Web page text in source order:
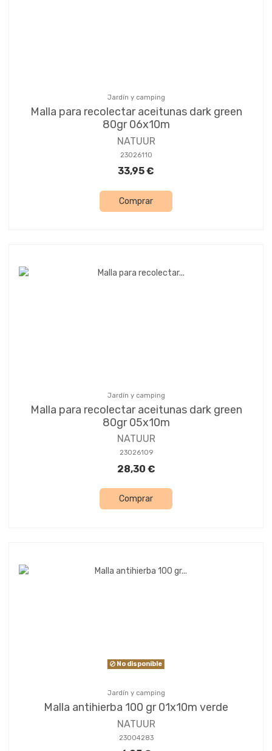
Jardín y camping
Malla para recolectar aceitunas dark green
80gr 06x10m
NATUUR
23026110
33,95 €
Comprar
Jardín y camping
Malla para recolectar aceitunas dark green
80gr 05x10m
NATUUR
23026109
28,30 €
Comprar
No disponible
Jardín y camping
Malla antihierba 100 gr 01x10m verde
NATUUR
23004283